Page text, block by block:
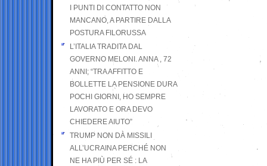
I PUNTI DI CONTATTO NON
MANCANO, A PARTIRE DALLA
POSTURA FILORUSSA
L’ITALIA TRADITA DAL
GOVERNO MELONI. ANNA , 72
ANNI; “TRA AFFITTO E
BOLLETTE LA PENSIONE DURA
POCHI GIORNI, HO SEMPRE
LAVORATO E ORA DEVO
CHIEDERE AIUTO”
TRUMP NON DÀ MISSILI
ALL’UCRAINA PERCHÉ NON
NE HA PIÙ PER SÉ : LA